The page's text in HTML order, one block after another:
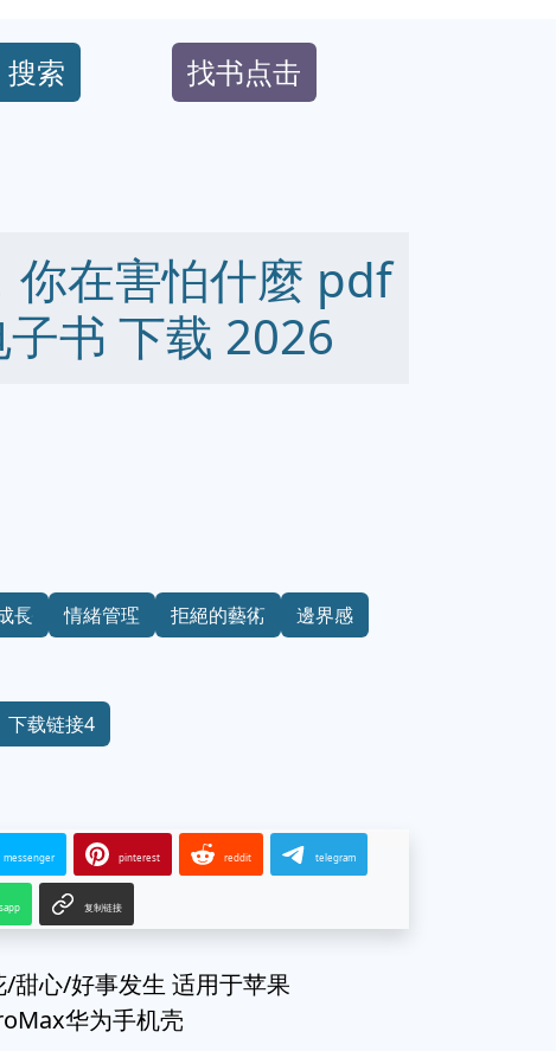
搜索 找书点击
你在害怕什麼 pdf
书 下载 2026
長 情緒管理 拒絕的藝術
邊界感
下载链接4
messenger pinterest reddit telegram
复制链接
/甜心/好事发生 适用于苹果
华为手机壳